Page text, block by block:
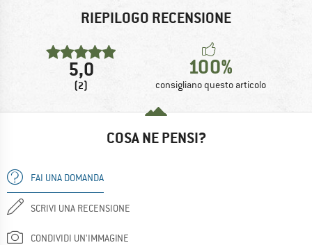
RIEPILOGO RECENSIONE
5,0
(2)
100%
consigliano questo articolo
COSA NE PENSI?
FAI UNA DOMANDA
SCRIVI UNA RECENSIONE
CONDIVIDI UN'IMMAGINE